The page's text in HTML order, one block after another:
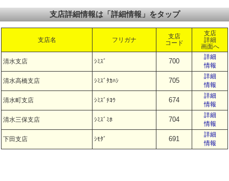
支店詳細情報は「詳細情報」をタップ
支店名 フリガナ
支店
コード
支店
詳細
画面へ
清水支店 ｼﾐｽﾞ 700
詳細
情報
清水高橋支店 ｼﾐｽﾞﾀｶﾊｼ 705
詳細
情報
清水町支店 ｼﾐｽﾞﾁﾖｳ 674
詳細
情報
清水三保支店 ｼﾐｽﾞﾐﾎ 704
詳細
情報
下田支店 ｼﾓﾀﾞ 691
詳細
情報